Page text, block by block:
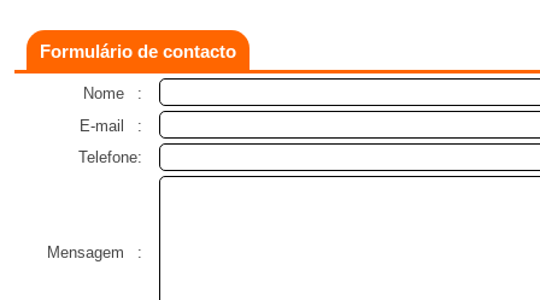
Formulário de contacto
Nome
:
E-mail
:
Telefone:
Mensagem :